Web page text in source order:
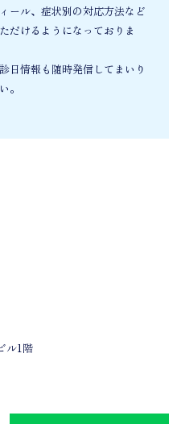
ール、症状別の対応方法など
だけるようになっておりま
日情報も随時発信してまいり
。
ル1階